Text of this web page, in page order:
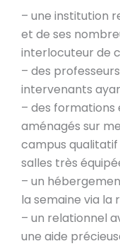
– une institution
et de ses
interlocuteur de
– des
intervenants
– des
aménagés sur
campus
salles très
– un
la semaine via la
– un relationnel
une aide